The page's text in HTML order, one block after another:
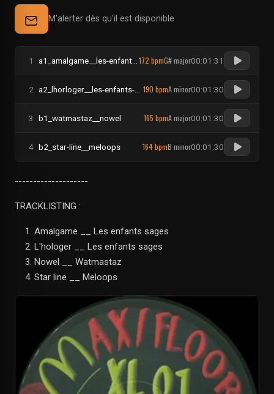
M'alerter dès qu'il est disponible
1 a1_amalgame__les-enfants-sages 172 bpmG# major00:01:31
2 a2_lhorloger__les-enfants-sages 190 bpmA minor00:01:30
3 b1_watmastaz__nowel 165 bpmA major00:01:30
4 b2_star-line__meloops 164 bpmB minor00:01:30
--------------------
TRACKLISTING :
Amalgame __ Les enfants sages
L'hologer __ Les enfants sages
Nowel __ Watmastaz
Star line __ Meloops